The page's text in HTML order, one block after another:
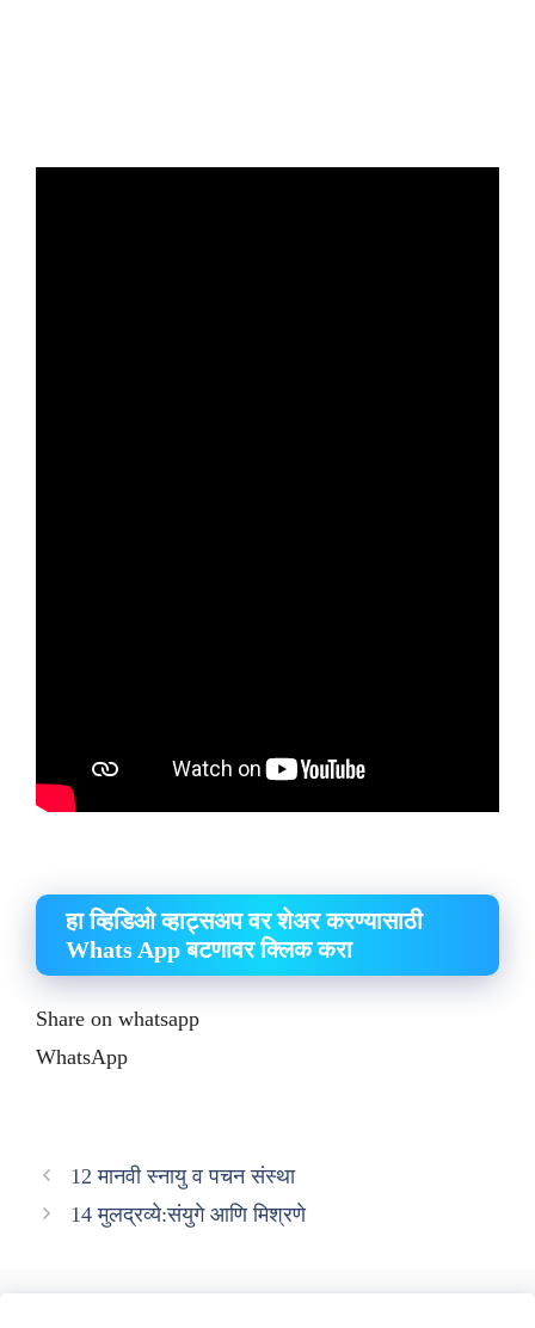
हा व्हिडिओ व्हाट्सअप वर शेअर करण्यासाठी
Whats App बटणावर क्लिक करा
Share on whatsapp
WhatsApp
12 मानवी स्नायु व पचन संस्था
14 मुलद्रव्ये:संयुगे आणि मिश्रणे